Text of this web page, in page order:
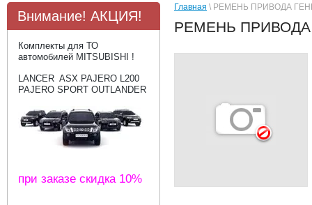
Внимание! АКЦИЯ!
Комплекты для ТО
автомобилей MITSUBISHI !
LANCER ASX PAJERO L200
PAJERO SPORT OUTLANDER
при заказе скидка 10%
Главная \ РЕМЕНЬ ПРИВОДА
РЕМЕНЬ ПРИВОДА